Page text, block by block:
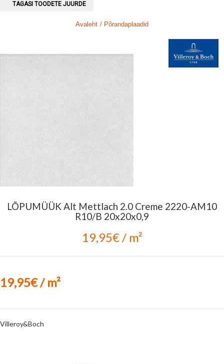
TAGASI TOODETE JUURDE
Avaleht / Põrandaplaadid
LÕPUMÜÜK Alt Mettlach 2.0 Creme 2220-AM10
R10/B 20x20x0,9
19,95€ / m²
19,95€ / m²
Villeroy&Boch